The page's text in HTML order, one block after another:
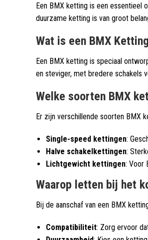
Een BMX ketting is een
duurzame ketting is van groot
Wat is een BMX
Een BMX ketting is speciaal
en steviger, met bredere schakels
Welke soorten BMX
Er zijn verschillende soorten BMX
Single-speed kettingen:
Halve schakelkettingen:
Lichtgewicht kettingen: Voor
Waarop letten bij het
Bij de aanschaf van een BMX
Compatibiliteit: Zorg ervoor